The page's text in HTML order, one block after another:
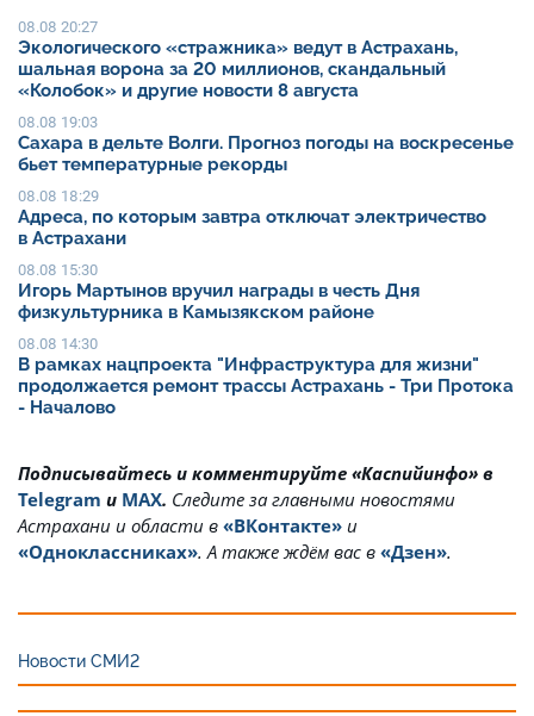
08.08 20:27
Экологического «стражника» ведут в Астрахань,
шальная ворона за 20 миллионов, скандальный
«Колобок» и другие новости 8 августа
08.08 19:03
Сахара в дельте Волги. Прогноз погоды на воскресенье
бьет температурные рекорды
08.08 18:29
Адреса, по которым завтра отключат электричество
в Астрахани
08.08 15:30
Игорь Мартынов вручил награды в честь Дня
физкультурника в Камызякском районе
08.08 14:30
В рамках нацпроекта "Инфраструктура для жизни"
продолжается ремонт трассы Астрахань - Три Протока
- Началово
Подписывайтесь и комментируйте «Каспийинфо» в
Telegram и MAX. Cледите за главными новостями
Астрахани и области в «ВКонтакте» и
«Одноклассниках». А также ждём вас в «Дзен».
Новости СМИ2